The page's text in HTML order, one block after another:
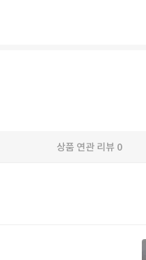
상품 연관 리뷰 0